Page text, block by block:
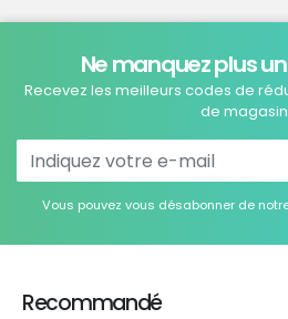
Ne manquez plus
Recevez les meilleurs codes de
de
Vous pouvez vous désabonner de
Recommandé